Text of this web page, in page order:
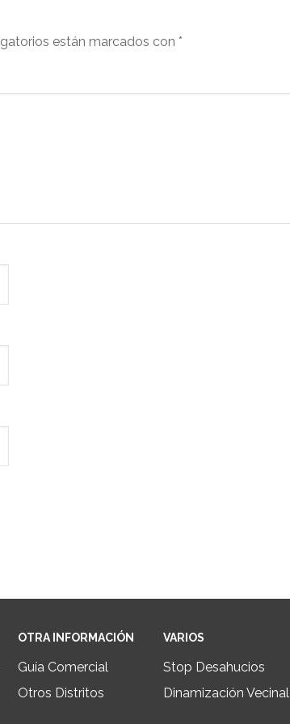
están marcados con *
OTRA INFORMACIÓN
Guía Comercial
Otros Distritos
VARIOS
Stop Desahucios
Dinamización Vecinal